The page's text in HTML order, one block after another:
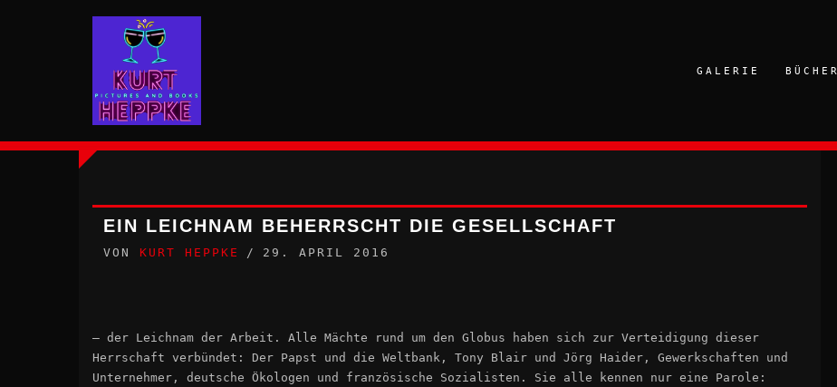
GALERIE BÜCHER
EIN LEICHNAM BEHERRSCHT DIE GESELLSCHAFT
VON KURT HEPPKE 29. APRIL 2016
– der Leichnam der Arbeit. Alle Mächte rund um den Globus haben sich zur Verteidigung dieser
Herrschaft verbündet: Der Papst und die Weltbank, Tony Blair und Jörg Haider, Gewerkschaften und
Unternehmer, deutsche Ökologen und französische Sozialisten. Sie alle kennen nur eine Parole: